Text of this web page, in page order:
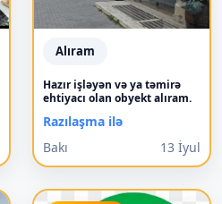
Alıram
Hazır işləyən və ya təmirə
ehtiyacı olan obyekt alıram.
Razılaşma ilə
Bakı
13 İyul